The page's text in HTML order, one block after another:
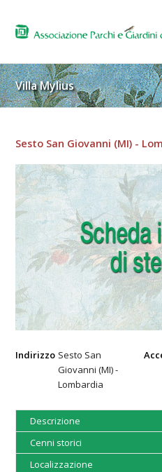
Villa Mylius
Sesto San Giovanni (MI) -
Indirizzo Sesto San
Giovanni (MI) -
Lombardia
Descrizione
Cenni storici
Localizzazione